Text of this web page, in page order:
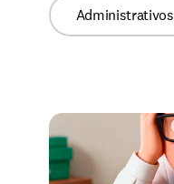
Administrativos